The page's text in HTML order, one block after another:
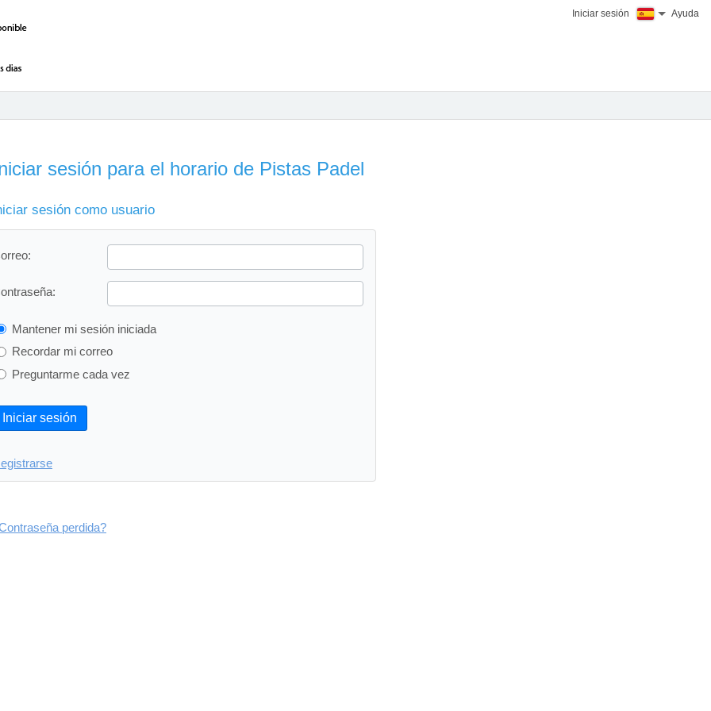
Iniciar sesión Ayuda
sesión para el horario de Pistas Padel
sesión como usuario
Mantener mi sesión iniciada
Recordar mi correo
Preguntarme cada vez
Iniciar sesión
perdida?